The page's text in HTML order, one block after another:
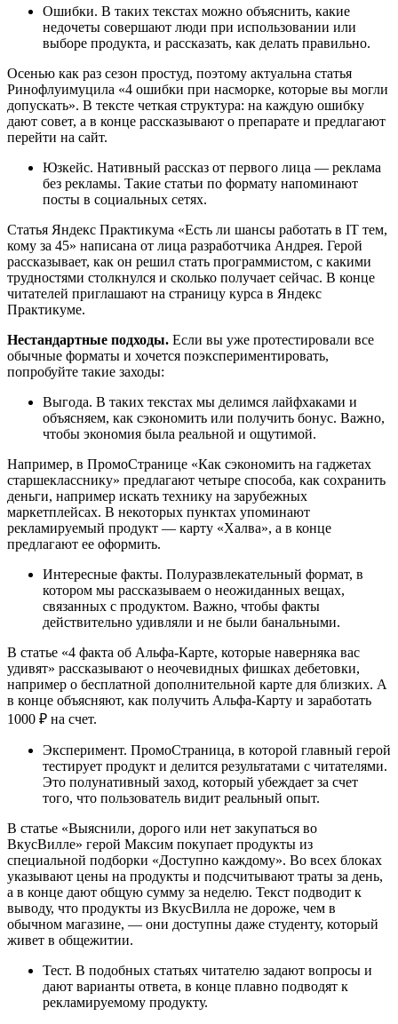
Ошибки. В таких текстах можно объяснить, какие
недочеты совершают люди при использовании или
выборе продукта, и рассказать, как делать правильно.
Осенью как раз сезон простуд, поэтому актуальна статья
Ринофлуимуцила «4 ошибки при насморке, которые вы могли
допускать». В тексте четкая структура: на каждую ошибку
дают совет, а в конце рассказывают о препарате и предлагают
перейти на сайт.
Юзкейс. Нативный рассказ от первого лица — реклама
без рекламы. Такие статьи по формату напоминают
посты в социальных сетях.
Статья Яндекс Практикума «Есть ли шансы работать в IT тем,
кому за 45» написана от лица разработчика Андрея. Герой
рассказывает, как он решил стать программистом, с какими
трудностями столкнулся и сколько получает сейчас. В конце
читателей приглашают на страницу курса в Яндекс
Практикуме.
Нестандартные подходы. Если вы уже протестировали все
обычные форматы и хочется поэкспериментировать,
попробуйте такие заходы:
Выгода. В таких текстах мы делимся лайфхаками и
объясняем, как сэкономить или получить бонус. Важно,
чтобы экономия была реальной и ощутимой.
Например, в ПромоСтранице «Как сэкономить на гаджетах
старшекласснику» предлагают четыре способа, как сохранить
деньги, например искать технику на зарубежных
маркетплейсах. В некоторых пунктах упоминают
рекламируемый продукт — карту «Халва», а в конце
предлагают ее оформить.
Интересные факты. Полуразвлекательный формат, в
котором мы рассказываем о неожиданных вещах,
связанных с продуктом. Важно, чтобы факты
действительно удивляли и не были банальными.
В статье «4 факта об Альфа-Карте, которые наверняка вас
удивят» рассказывают о неочевидных фишках дебетовки,
например о бесплатной дополнительной карте для близких. А
в конце объясняют, как получить Альфа-Карту и заработать
1000 ₽ на счет.
Эксперимент. ПромоСтраница, в которой главный герой
тестирует продукт и делится результатами с читателями.
Это полунативный заход, который убеждает за счет
того, что пользователь видит реальный опыт.
В статье «Выяснили, дорого или нет закупаться во
ВкусВилле» герой Максим покупает продукты из
специальной подборки «Доступно каждому». Во всех блоках
указывают цены на продукты и подсчитывают траты за день,
а в конце дают общую сумму за неделю. Текст подводит к
выводу, что продукты из ВкусВилла не дороже, чем в
обычном магазине, — они доступны даже студенту, который
живет в общежитии.
Тест. В подобных статьях читателю задают вопросы и
дают варианты ответа, в конце плавно подводят к
рекламируемому продукту.